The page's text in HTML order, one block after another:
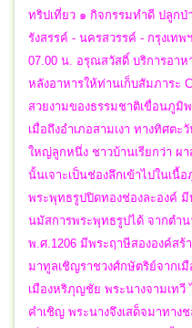
ทริปเที่ยว ๑ กิจกรรมทำดี ปลูกป่
รังสรรค์ - นครสวรรค์ - กรุงเทพ
07.00 น. อรุณสวัสดิ์ บริการอา
หลังอาหารให้ท่านเก็บสัมภาระ
สวยงามของธรรมชาติเขื่อนภูมิ
เมื่อถึงอำเภอสามเงา ทางทิศต
ใหญ่ลูกหนึ่ง ชาวบ้านเรียกว่า ผา
นั้นเจาะเป็นช่องลึกเข้าไปในเนื้
พระพุทธรูปปิดทองช่องละองค์
นมัสการพระพุทธรูปได้ จากตำ
พ.ศ.1206 มีพระฤาษีสององค์ส
มาทูลเชิญราชวงศ์กษัตริย์จากเ
เมืองหริภุญชัย พระนางจามเทวี
คำเชิญ พระนางจึงเสด็จมาทาง